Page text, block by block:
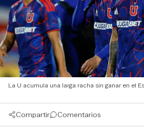
La U acumula una larga racha sin ganar en el
Compartir Comentarios